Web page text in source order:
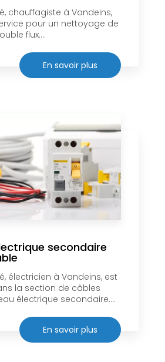
chauffagiste à Vandeins,
pour un nettoyage de
flux....
En savoir plus
secondaire
électricien à Vandeins, est
la section de câbles
électrique secondaire....
En savoir plus